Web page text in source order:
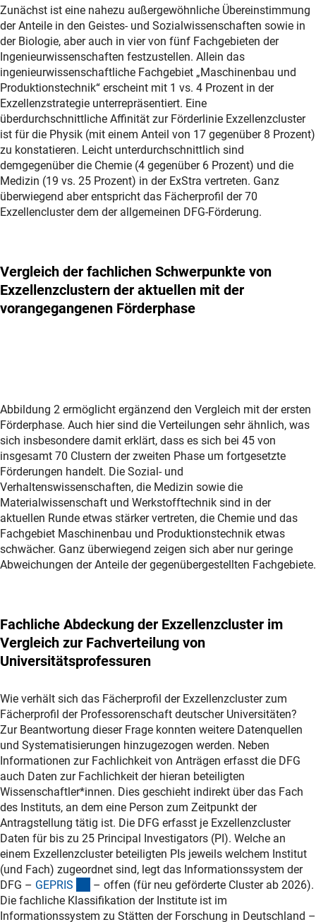
Zunächst ist eine nahezu außergewöhnliche Übereinstimmung
der Anteile in den Geistes- und Sozialwissenschaften sowie in
der Biologie, aber auch in vier von fünf Fachgebieten der
Ingenieurwissenschaften festzustellen. Allein das
ingenieurwissenschaftliche Fachgebiet „Maschinenbau und
Produktionstechnik“ erscheint mit 1 vs. 4 Prozent in der
Exzellenzstrategie unterrepräsentiert. Eine
überdurchschnittliche Affinität zur Förderlinie Exzellenzcluster
ist für die Physik (mit einem Anteil von 17 gegenüber 8 Prozent)
zu konstatieren. Leicht unterdurchschnittlich sind
demgegenüber die Chemie (4 gegenüber 6 Prozent) und die
Medizin (19 vs. 25 Prozent) in der ExStra vertreten. Ganz
überwiegend aber entspricht das Fächerprofil der 70
Exzellencluster dem der allgemeinen DFG-Förderung.
Vergleich der fachlichen Schwerpunkte von
Exzellenzclustern der aktuellen mit der
vorangegangenen Förderphase
Abbildung 2 ermöglicht ergänzend den Vergleich mit der ersten
Förderphase. Auch hier sind die Verteilungen sehr ähnlich, was
sich insbesondere damit erklärt, dass es sich bei 45 von
insgesamt 70 Clustern der zweiten Phase um fortgesetzte
Förderungen handelt. Die Sozial- und
Verhaltenswissenschaften, die Medizin sowie die
Materialwissenschaft und Werkstofftechnik sind in der
aktuellen Runde etwas stärker vertreten, die Chemie und das
Fachgebiet Maschinenbau und Produktionstechnik etwas
schwächer. Ganz überwiegend zeigen sich aber nur geringe
Abweichungen der Anteile der gegenübergestellten Fachgebiete.
Fachliche Abdeckung der Exzellenzcluster im
Vergleich zur Fachverteilung von
Universitätsprofessuren
Wie verhält sich das Fächerprofil der Exzellenzcluster zum
Fächerprofil der Professorenschaft deutscher Universitäten?
Zur Beantwortung dieser Frage konnten weitere Datenquellen
und Systematisierungen hinzugezogen werden. Neben
Informationen zur Fachlichkeit von Anträgen erfasst die DFG
auch Daten zur Fachlichkeit der hieran beteiligten
Wissenschaftler*innen. Dies geschieht indirekt über das Fach
des Instituts, an dem eine Person zum Zeitpunkt der
Antragstellung tätig ist. Die DFG erfasst je Exzellenzcluster
Daten für bis zu 25 Principal Investigators (PI). Welche an
einem Exzellenzcluster beteiligten PIs jeweils welchem Institut
(und Fach) zugeordnet sind, legt das Informationssystem der
DFG – GEPRI S (externer Link)
– offen (für neu geförderte Cluster ab 2026).
Die fachliche Klassifikation der Institute ist im
Informationssystem zu Stätten der Forschung in Deutschland –